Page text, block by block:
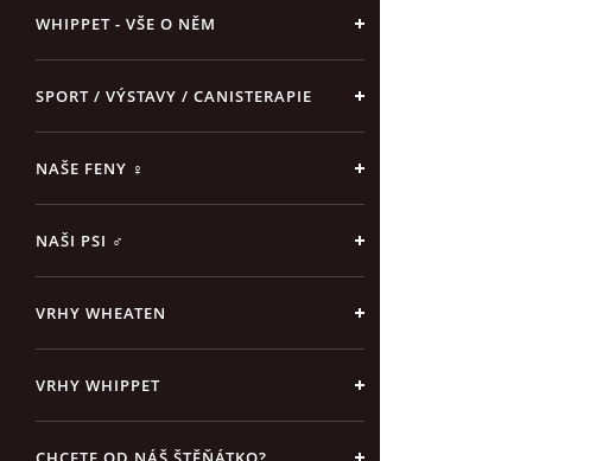
WHIPPET - VŠE O NĚM
SPORT / VÝSTAVY / CANISTERAPIE
NAŠE FENY ♀
NAŠI PSI ♂
VRHY WHEATEN
VRHY WHIPPET